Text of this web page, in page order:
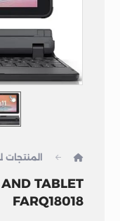
المنتجات
TABLET
FARQ18018